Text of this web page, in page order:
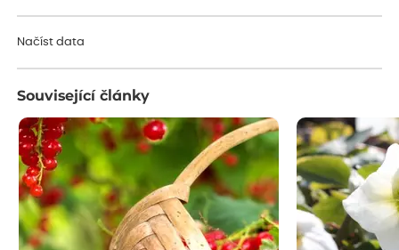
Načíst data
Související články